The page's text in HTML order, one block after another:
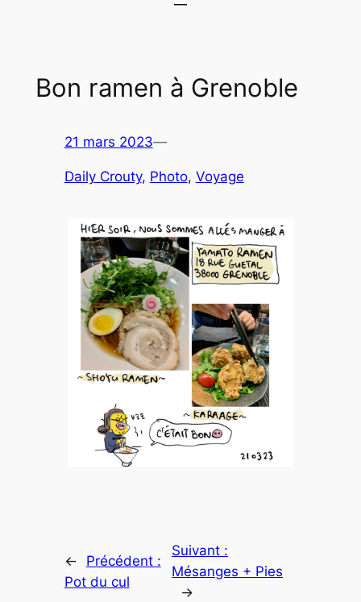
Bon ramen à Grenoble
21 mars 2023—
Daily Crouty, Photo, Voyage
←
Précédent :
Pot du cul
Suivant :
Mésanges + Pies
→